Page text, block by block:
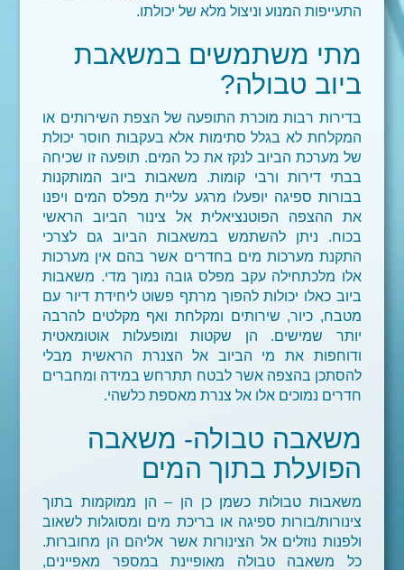
התעייפות המנוע וניצול מלא של יכולתו.
מתי משתמשים במשאבת
ביוב טבולה?
בדירות רבות מוכרת התופעה של הצפת השירותים או
המקלחת לא בגלל סתימות אלא בעקבות חוסר יכולת
של מערכת הביוב לנקז את כל המים. תופעה זו שכיחה
בבתי דירות ורבי קומות. משאבות ביוב המותקנות
בבורות ספיגה יופעלו מרגע עליית מפלס המים ויפנו
את ההצפה הפוטנציאלית אל צינור הביוב הראשי
בכוח. ניתן להשתמש במשאבות הביוב גם לצרכי
התקנת מערכות מים בחדרים אשר בהם אין מערכות
אלו מלכתחילה עקב מפלס גובה נמוך מדי. משאבות
ביוב כאלו יכולות להפוך מרתף פשוט ליחידת דיור עם
מטבח, כיור, שירותים ומקלחת ואף מקלטים להרבה
יותר שמישים. הן שקטות ומופעלות אוטומאטית
ודוחפות את מי הביוב אל הצנרת הראשית מבלי
להסתכן בהצפה אשר לבטח תתרחש במידה ומחברים
חדרים נמוכים אלו אל צנרת מאספת כלשהי.
משאבה טבולה- משאבה
הפועלת בתוך המים
משאבות טבולות כשמן כן הן – הן ממוקמות בתוך
צינורות/בורות ספיגה או בריכת מים ומסוגלות לשאוב
ולפנות נוזלים אל הצינורות אשר אליהם הן מחוברות.
כל משאבה טבולה מאופיינת במספר מאפיינים,